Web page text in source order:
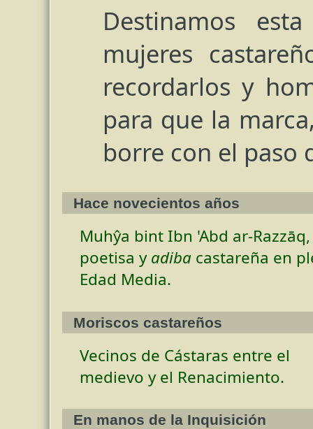
Destinamos
mujeres
recordarlos y
para que la
borre con el paso
Hace novecientos años
Muhŷa bint Ibn 'Abd ar-Razzāq,
poetisa yadibacastareña en
Edad Media.
Moriscos castareños
Vecinos de Cástaras entre el
medievo y el Renacimiento.
En manos de la Inquisición